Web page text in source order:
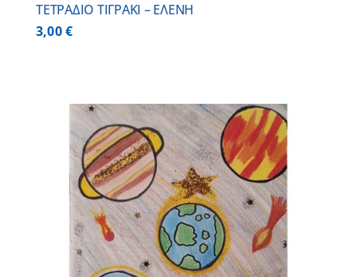
ΤΕΤΡΑΔΙΟ ΤΙΓΡΑΚΙ – ΕΛΕΝΗ
3,00€